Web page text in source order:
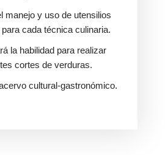
manejo y uso de utensilios
cada técnica culinaria.
la habilidad para realizar
cortes de verduras.
cultural-gastronómico.